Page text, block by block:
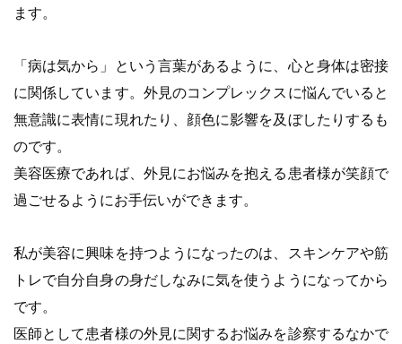
ます。
「病は気から」という言葉があるように、心と身体は密接
に関係しています。外見のコンプレックスに悩んでいると
無意識に表情に現れたり、顔色に影響を及ぼしたりするも
のです。
美容医療であれば、外見にお悩みを抱える患者様が笑顔で
過ごせるようにお手伝いができます。
私が美容に興味を持つようになったのは、スキンケアや筋
トレで自分自身の身だしなみに気を使うようになってから
です。
医師として患者様の外見に関するお悩みを診察するなかで